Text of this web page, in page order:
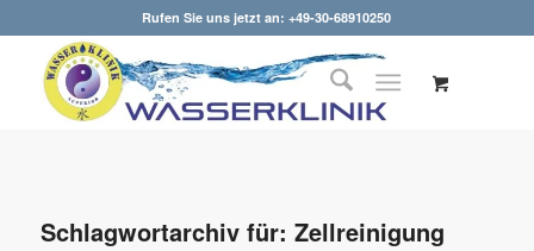
Rufen Sie uns jetzt an: +49-30-68910250
Schlagwortarchiv für: Zellreinigung